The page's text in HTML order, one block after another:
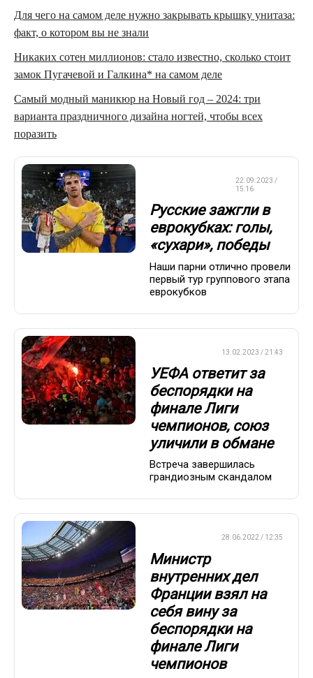
Для чего на самом деле нужно закрывать крышку унитаза:
факт, о котором вы не знали
Никаких сотен миллионов: стало известно, сколько стоит
замок Пугачевой и Галкина* на самом деле
Самый модный маникюр на Новый год – 2024: три
варианта праздничного дизайна ногтей, чтобы всех
поразить
22.09.2023 /
15:16
Русские зажгли в
еврокубках: голы,
«сухари», победы
Наши парни отлично провели
первый тур группового этапа
еврокубков
13.02.2023 / 21:43
УЕФА ответит за
беспорядки на
финале Лиги
чемпионов, союз
уличили в обмане
Встреча завершилась
грандиозным скандалом
28.06.2022 / 12:35
Министр
внутренних дел
Франции взял на
себя вину за
беспорядки на
финале Лиги
чемпионов